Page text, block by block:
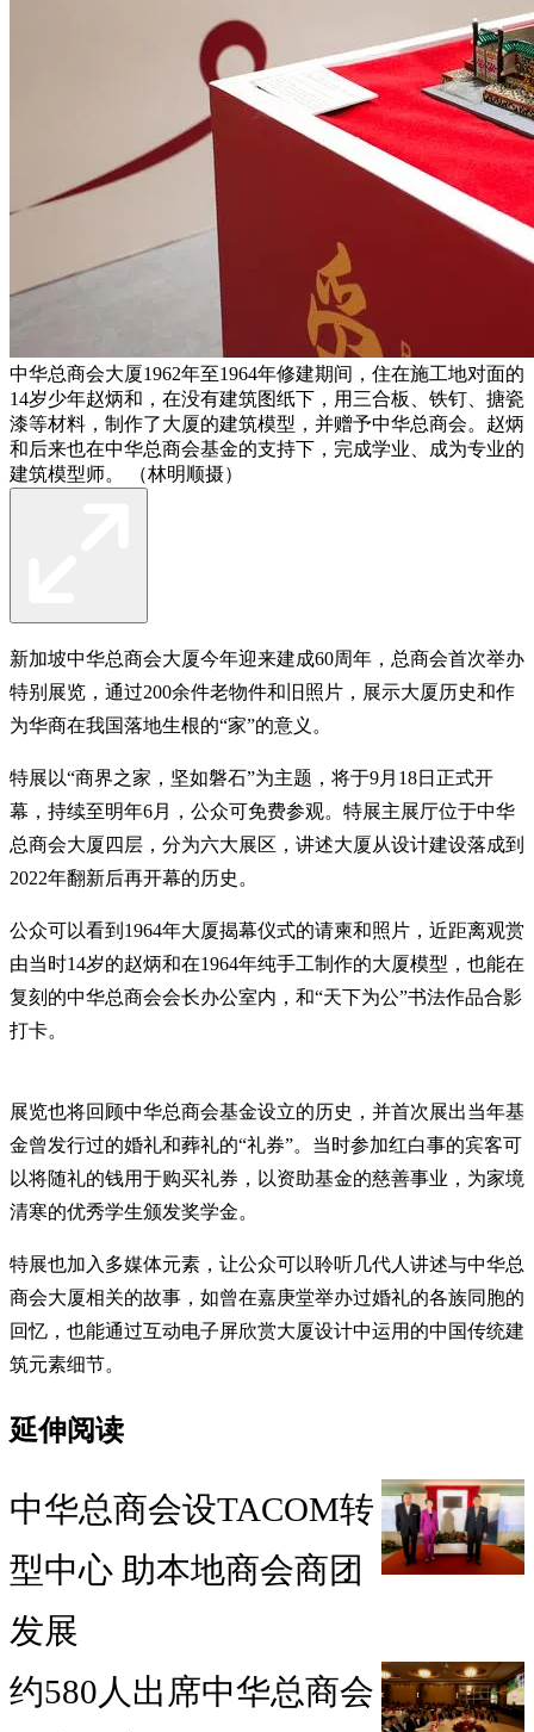
中华总商会大厦1962年至1964年修建期间，住在施工地对面的
14岁少年赵炳和，在没有建筑图纸下，用三合板、铁钉、搪瓷
漆等材料，制作了大厦的建筑模型，并赠予中华总商会。赵炳
和后来也在中华总商会基金的支持下，完成学业、成为专业的
建筑模型师。 （林明顺摄）
新加坡中华总商会大厦今年迎来建成60周年，总商会首次举办
特别展览，通过200余件老物件和旧照片，展示大厦历史和作
为华商在我国落地生根的“家”的意义。
特展以“商界之家，坚如磐石”为主题，将于9月18日正式开
幕，持续至明年6月，公众可免费参观。特展主展厅位于中华
总商会大厦四层，分为六大展区，讲述大厦从设计建设落成到
2022年翻新后再开幕的历史。
公众可以看到1964年大厦揭幕仪式的请柬和照片，近距离观赏
由当时14岁的赵炳和在1964年纯手工制作的大厦模型，也能在
复刻的中华总商会会长办公室内，和“天下为公”书法作品合影
打卡。
展览也将回顾中华总商会基金设立的历史，并首次展出当年基
金曾发行过的婚礼和葬礼的“礼券”。当时参加红白事的宾客可
以将随礼的钱用于购买礼券，以资助基金的慈善事业，为家境
清寒的优秀学生颁发奖学金。
特展也加入多媒体元素，让公众可以聆听几代人讲述与中华总
商会大厦相关的故事，如曾在嘉庚堂举办过婚礼的各族同胞的
回忆，也能通过互动电子屏欣赏大厦设计中运用的中国传统建
筑元素细节。
延伸阅读
中华总商会设TACOM转
型中心 助本地商会商团
发展
约580人出席中华总商会